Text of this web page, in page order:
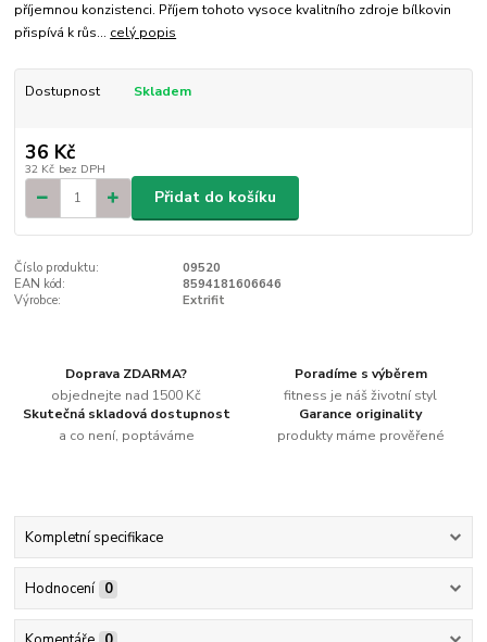
příjemnou konzistenci. Příjem tohoto vysoce kvalitního zdroje bílkovin
přispívá k růs... celý popis
Dostupnost Skladem
36 Kč
32 Kč bez DPH
Přidat do košíku
Číslo produktu:
09520
EAN kód:
8594181606646
Výrobce:
Extrifit
Doprava ZDARMA?
objednejte nad 1500 Kč
Poradíme s výběrem
fitness je náš životní styl
Skutečná skladová dostupnost
a co není, poptáváme
Garance originality
produkty máme prověřené
Kompletní specifikace
Hodnocení 0